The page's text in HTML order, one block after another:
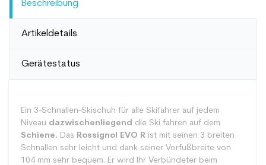
Beschreibung
Artikeldetails
Gerätestatus
Ein 3-Schnallen-Skischuh für alle Skifahrer auf jedem
Niveau dazwischenliegend die Ski fahren auf dem
Schiene. Das Rossignol EVO R ist mit seinen 3 breiten
Schnallen sehr leicht und dank seiner Vorfußbreite von
104 mm sehr bequem. Er wird Ihr Verbündeter beim